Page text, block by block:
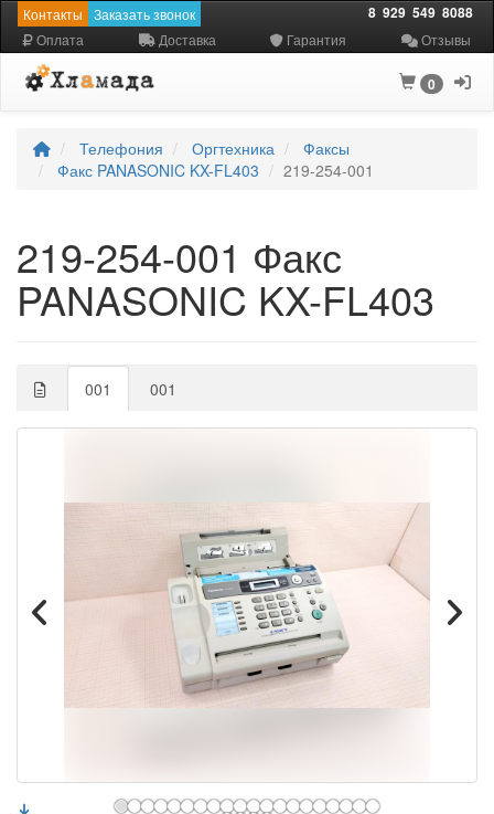
Контакты Заказать звонок 8 929 549 8088
Оплата Доставка Гарантия Отзывы
0
Телефония Оргтехника
Факсы
Факс PANASONIC KX-FL403
219-254-001
219-254-001 Факс
PANASONIC KX-FL403
001 001